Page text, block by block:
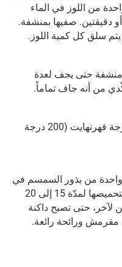
من اللوز في الماء
دقيقتين. صفيها بمنشفة.
سلق كل كمية اللوز.
حتى يجف لعدة
من أنه جاف تماماً.
سخني الفرن على 400 درجة فهرنهايت (200 درجة
من بذور السمسم في
صينية خبز كبيرة وقومي بتحميصها لمدّة 15 إلى 20
لآخر، حتى تصبح داكنة
ورائحة رائعة.